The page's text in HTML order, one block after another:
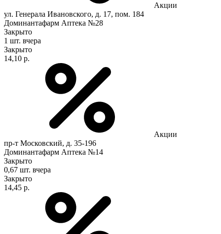
Акции
ул. Генерала Ивановского, д. 17, пом. 184
Доминантафарм Аптека №28
Закрыто
1 шт. вчера
Закрыто
14,10 р.
Акции
пр-т Московский, д. 35-196
Доминантафарм Аптека №14
Закрыто
0,67 шт. вчера
Закрыто
14,45 р.